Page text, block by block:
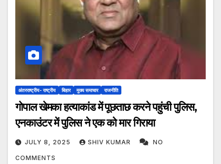
अंतरराष्ट्रीय- राष्ट्रीय बिहार मुख्य समाचार राजनीति
गोपाल खेमका हत्याकांड में पूछताछ करने पहुंची पुलिस,
एनकाउंटर में पुलिस ने एक को मार गिराया
JULY 8, 2025 SHIV KUMAR NO
COMMENTS